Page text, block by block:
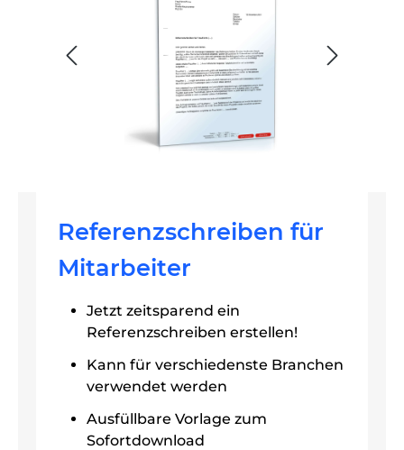
Referenzschreiben für
Mitarbeiter
Jetzt zeitsparend ein
Referenzschreiben erstellen!
Kann für verschiedenste Branchen
verwendet werden
Ausfüllbare Vorlage zum
Sofortdownload